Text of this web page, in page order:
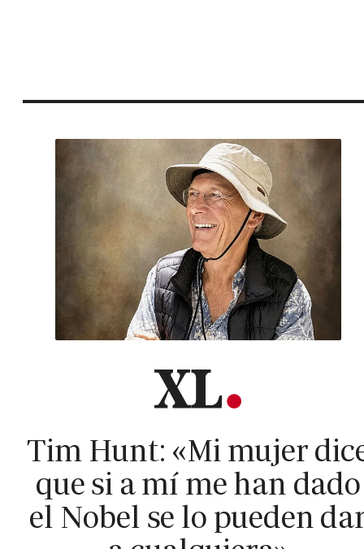
Tim Hunt: «Mi mujer
que si a mí me han dado
el Nobel se lo pueden